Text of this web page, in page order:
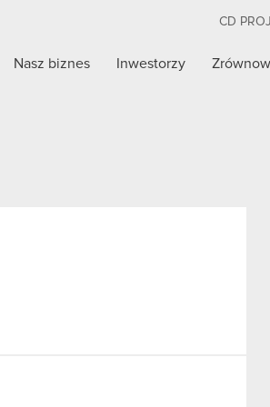
CD
Nasz biznes Inwestorzy